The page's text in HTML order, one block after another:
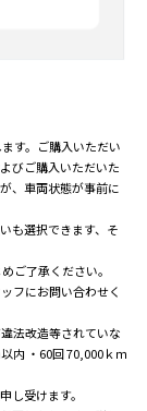
す。ご購入いただい
びご購入いただいた
、車両状態が事前に
も選択できます、そ
ご了承ください。
フにお問い合わせく
法改造等されていな
内 ・60回 70,000ｋｍ
受けます。